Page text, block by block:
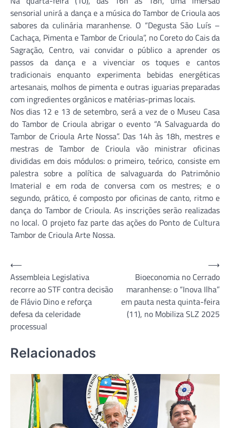
sensorial unirá a dança e a música do Tambor de Crioula aos
sabores da culinária maranhense. O “Degusta São Luís –
Cachaça, Pimenta e Tambor de Crioula”, no Coreto do Cais da
Sagração, Centro, vai convidar o público a aprender os
passos da dança e a vivenciar os toques e cantos
tradicionais enquanto experimenta bebidas energéticas
artesanais, molhos de pimenta e outras iguarias preparadas
com ingredientes orgânicos e matérias-primas locais.
Nos dias 12 e 13 de setembro, será a vez de o Museu Casa
do Tambor de Crioula abrigar o evento “A Salvaguarda do
Tambor de Crioula Arte Nossa”. Das 14h às 18h, mestres e
mestras de Tambor de Crioula vão ministrar oficinas
divididas em dois módulos: o primeiro, teórico, consiste em
palestra sobre a política de salvaguarda do Patrimônio
Imaterial e em roda de conversa com os mestres; e o
segundo, prático, é composto por oficinas de canto, ritmo e
dança do Tambor de Crioula. As inscrições serão realizadas
no local. O projeto faz parte das ações do Ponto de Cultura
Tambor de Crioula Arte Nossa.
Navegação
de
Post
⟵
Assembleia Legislativa
recorre ao STF contra decisão
de Flávio Dino e reforça
defesa da celeridade
processual
Bioeconomia no Cerrado
maranhense: o “Inova Ilha”
em pauta nesta quinta-feira
(11), no Mobiliza SLZ 2025
⟶
Relacionados